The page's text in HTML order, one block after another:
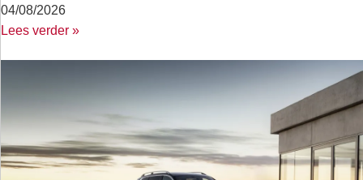
04/08/2026
Lees verder »